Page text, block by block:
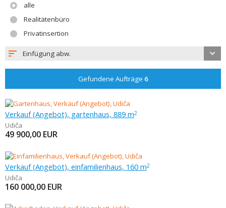
alle
Realitätenbüro
Privatinsertion
Einfügung abw.
Gefundene Aufträge 6
Verkauf (Angebot), gartenhaus, 889 m2
Udiča
49 900,00 EUR
Verkauf (Angebot), einfamilienhaus, 160 m2
Udiča
160 000,00 EUR